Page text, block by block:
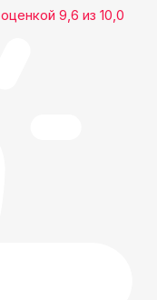
9,6 из 10,0